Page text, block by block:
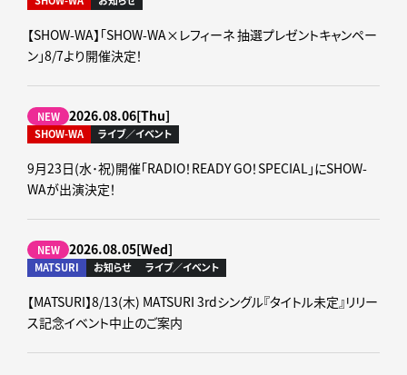
【SHOW-WA】「SHOW-WA×レフィーネ 抽選プレゼントキャンペー
ン」8/7より開催決定！
NEW 2026.08.06[Thu]
SHOW-WA ライブ／イベント
9月23日(水･祝)開催「RADIO！READY GO！SPECIAL」にSHOW-
WAが出演決定！
NEW 2026.08.05[Wed]
MATSURI お知らせ ライブ／イベント
【MATSURI】8/13(木) MATSURI 3rdシングル『タイトル未定』リリー
ス記念イベント中止のご案内